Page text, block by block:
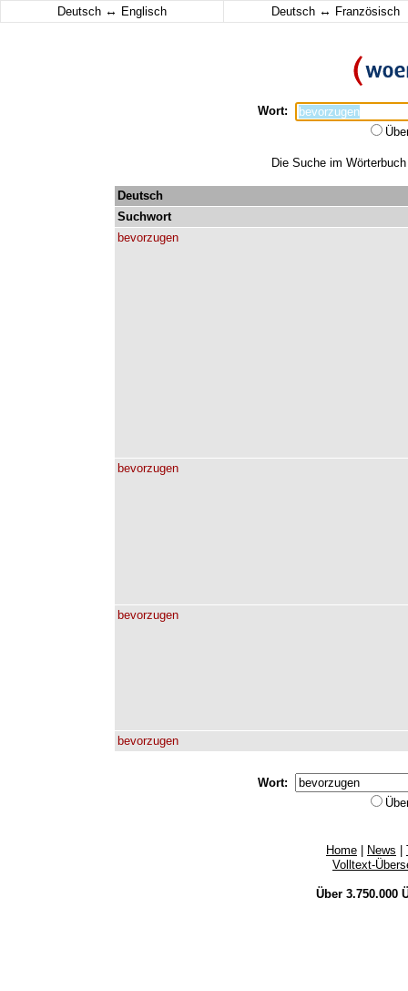
Deutsch ↔ Englisch Deutsch ↔ Französisch
Wort:
Die Suche im
Deutsch
Suchwort
bevorzugen
bevorzugen
bevorzugen
bevorzugen
Wort:
Home News
Volltext-
Über 3.750.000